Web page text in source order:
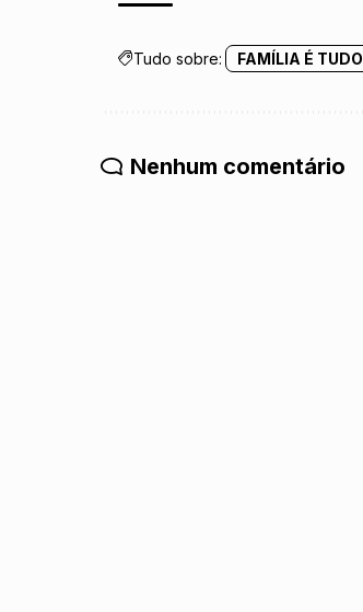
Tudo sobre: FAMÍLIA É TUDO
Nenhum comentário